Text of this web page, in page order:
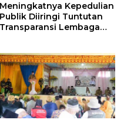
Meningkatnya Kepedulian
Publik Diiringi Tuntutan
Transparansi Lembaga